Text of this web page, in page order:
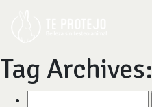
Tag Archives: